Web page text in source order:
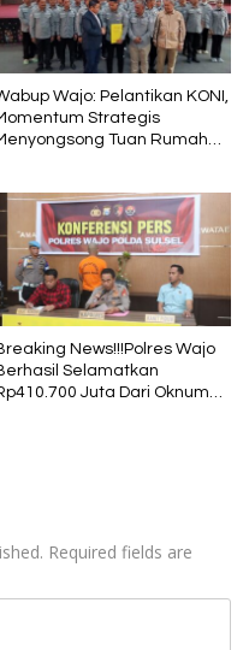
Wajo: Pelantikan KONI,
Strategis
Tuan Rumah
News!!!Polres Wajo
Selamatkan
Juta Dari Oknum
Required fields are